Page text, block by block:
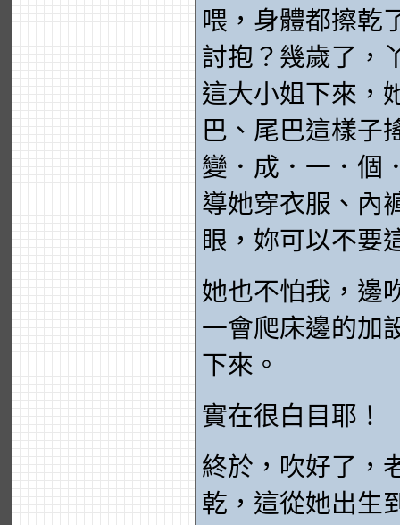
喂，身體都擦乾
討抱？幾歲了，
這大小姐下來，
巴、尾巴這樣子
變．成．一．個
導她穿衣服、內
眼，妳可以不要
她也不怕我，邊
一會爬床邊的加
下來。
實在很白目耶！
終於，吹好了，
乾，這從她出生